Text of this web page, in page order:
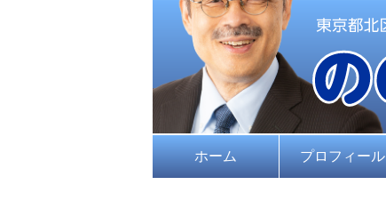
ホーム プロフィール